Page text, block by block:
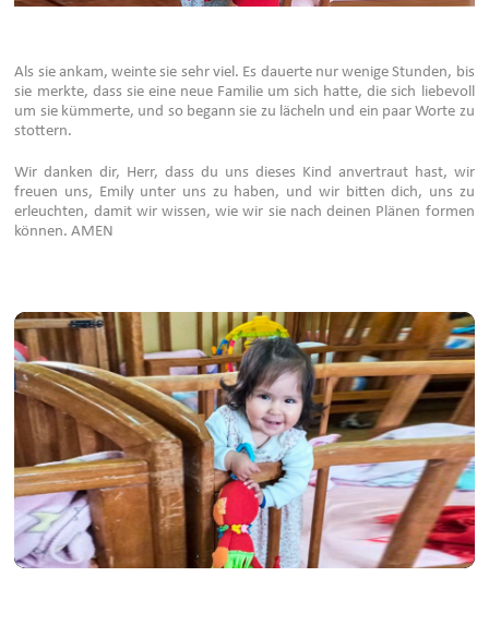
Als sie ankam, weinte sie sehr viel. Es dauerte nur wenige Stunden, bis
sie merkte, dass sie eine neue Familie um sich hatte, die sich liebevoll
um sie kümmerte, und so begann sie zu lächeln und ein paar Worte zu
stottern.
Wir danken dir, Herr, dass du uns dieses Kind anvertraut hast, wir
freuen uns, Emily unter uns zu haben, und wir bitten dich, uns zu
erleuchten, damit wir wissen, wie wir sie nach deinen Plänen formen
können. AMEN